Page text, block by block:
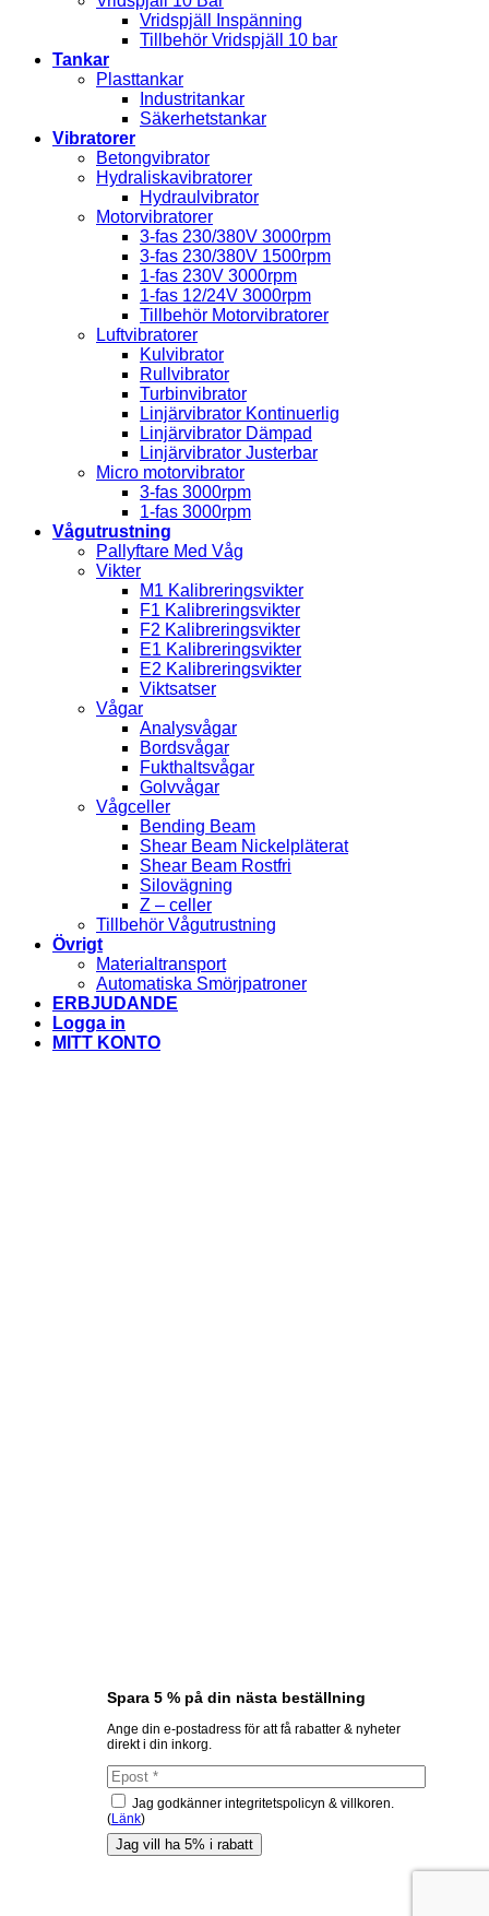
Vridspjäll Inspänning
Tillbehör Vridspjäll 10 bar
Tankar
Plasttankar
Industritankar
Säkerhetstankar
Vibratorer
Betongvibrator
Hydraliskavibratorer
Hydraulvibrator
Motorvibratorer
3-fas 230/380V 3000rpm
3-fas 230/380V 1500rpm
1-fas 230V 3000rpm
1-fas 12/24V 3000rpm
Tillbehör Motorvibratorer
Luftvibratorer
Kulvibrator
Rullvibrator
Turbinvibrator
Linjärvibrator Kontinuerlig
Linjärvibrator Dämpad
Linjärvibrator Justerbar
Micro motorvibrator
3-fas 3000rpm
1-fas 3000rpm
Vågutrustning
Pallyftare Med Våg
Vikter
M1 Kalibreringsvikter
F1 Kalibreringsvikter
F2 Kalibreringsvikter
E1 Kalibreringsvikter
E2 Kalibreringsvikter
Viktsatser
Vågar
Analysvågar
Bordsvågar
Fukthaltsvågar
Golvvågar
Vågceller
Bending Beam
Shear Beam Nickelpläterat
Shear Beam Rostfri
Silovägning
Z – celler
Tillbehör Vågutrustning
Övrigt
Materialtransport
Automatiska Smörjpatroner
ERBJUDANDE
Logga in
MITT KONTO
Spara 5 % på din nästa beställning
Ange din e-postadress för att få rabatter & nyheter
direkt i din inkorg.
Jag godkänner integritetspolicyn & villkoren.
(Länk)